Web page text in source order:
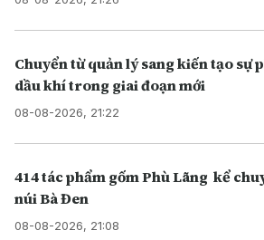
Chuyển từ quản lý sang kiến tạo sự
dầu khí trong giai đoạn mới
08-08-2026, 21:22
414 tác phẩm gốm Phù Lãng kể
núi Bà Đen
08-08-2026, 21:08